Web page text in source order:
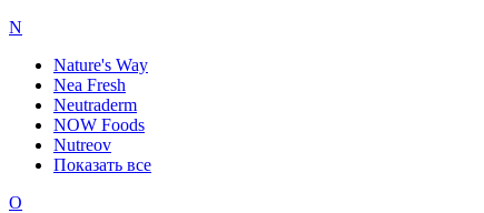
N
Nature's Way
Nea Fresh
Neutraderm
NOW Foods
Nutreov
Показать все
O